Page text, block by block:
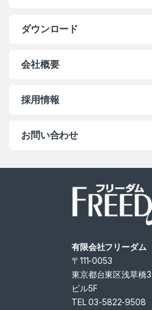
ダウンロード
会社概要
採用情報
お問い合わせ
有限会社フリーダム
〒111-0053
東京都台東区浅草橋
ビル5F
TEL 03-5822-9508